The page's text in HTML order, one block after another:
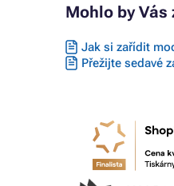
Mohlo by
Jak si zařídit
Přežijte sedavé